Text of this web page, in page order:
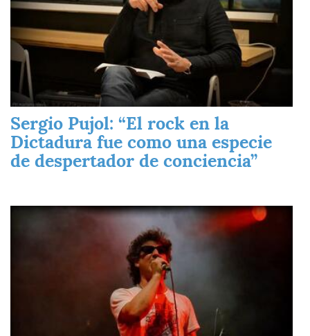
Sergio Pujol: “El rock en la
Dictadura fue como una especie
de despertador de conciencia”
Imagen